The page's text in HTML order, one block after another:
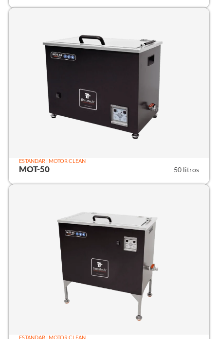
ESTANDAR | MOTOR CLEAN
MOT-50 50 litros
ESTANDAR | MOTOR CLEAN